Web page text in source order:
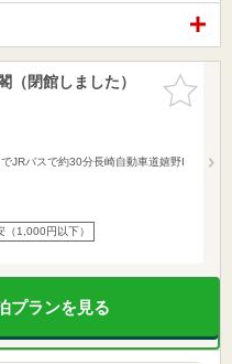
お気に入
りに追加
（閉館しました）
JRバスで約30分長崎自動車道嬉野I
（1,000円以下）
プランを見る